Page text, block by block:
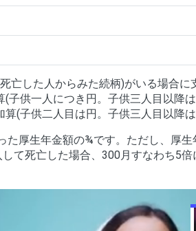
亡した人からみた続柄)がいる場合に
(子供一人につき 円。子供三人目以降
算(子供二人目は円。子供三人目以降
た厚生年金額の¾です。ただし、厚
て死亡した場合、300月すなわち5